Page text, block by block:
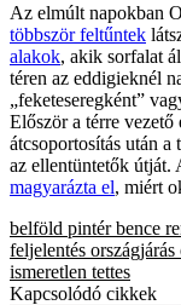
Az elmúlt napokban
többször feltűntek
alakok, akik sorfalat
téren az eddigieknél
„feketeseregként”
Először a térre
átcsoportosítás után
az ellentüntetők útját.
magyarázta el, miért
belföld pintér bence
feljelentés országjárás
ismeretlen tettes
Kapcsolódó cikkek